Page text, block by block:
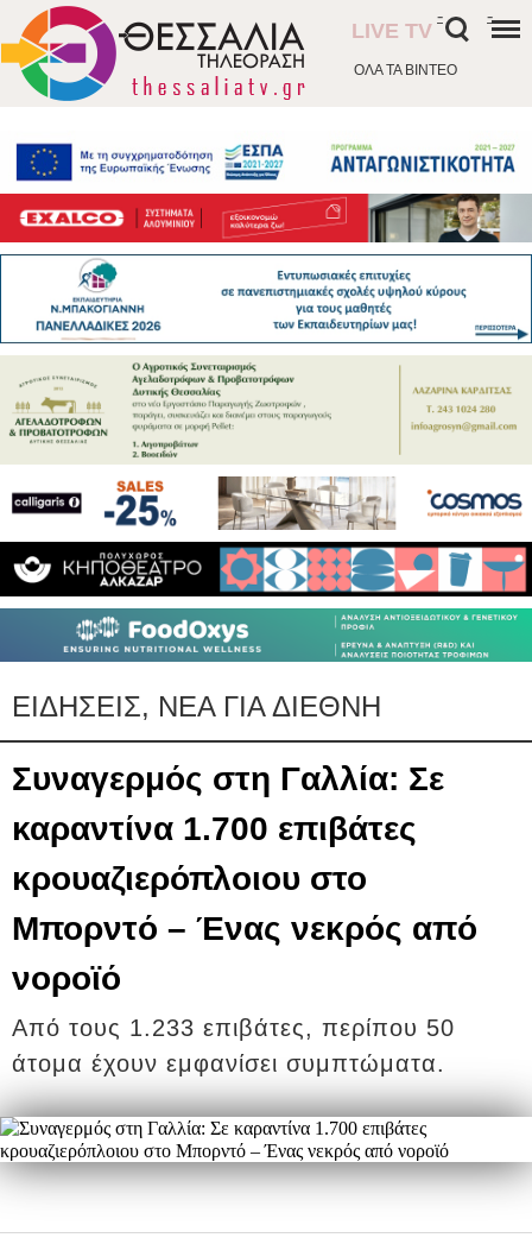
ΟΛΑ ΤΑ ΒΙΝΤΕΟ
LIVE TV
- -
ΕΙΔΗΣΕΙΣ, ΝΕΑ ΓΙΑ ΔΙΕΘΝΗ
Συναγερμός στη Γαλλία: Σε
καραντίνα 1.700 επιβάτες
κρουαζιερόπλοιου στο
Μπορντό – Ένας νεκρός από
νοροϊό
Από τους 1.233 επιβάτες, περίπου 50
άτομα έχουν εμφανίσει συμπτώματα.